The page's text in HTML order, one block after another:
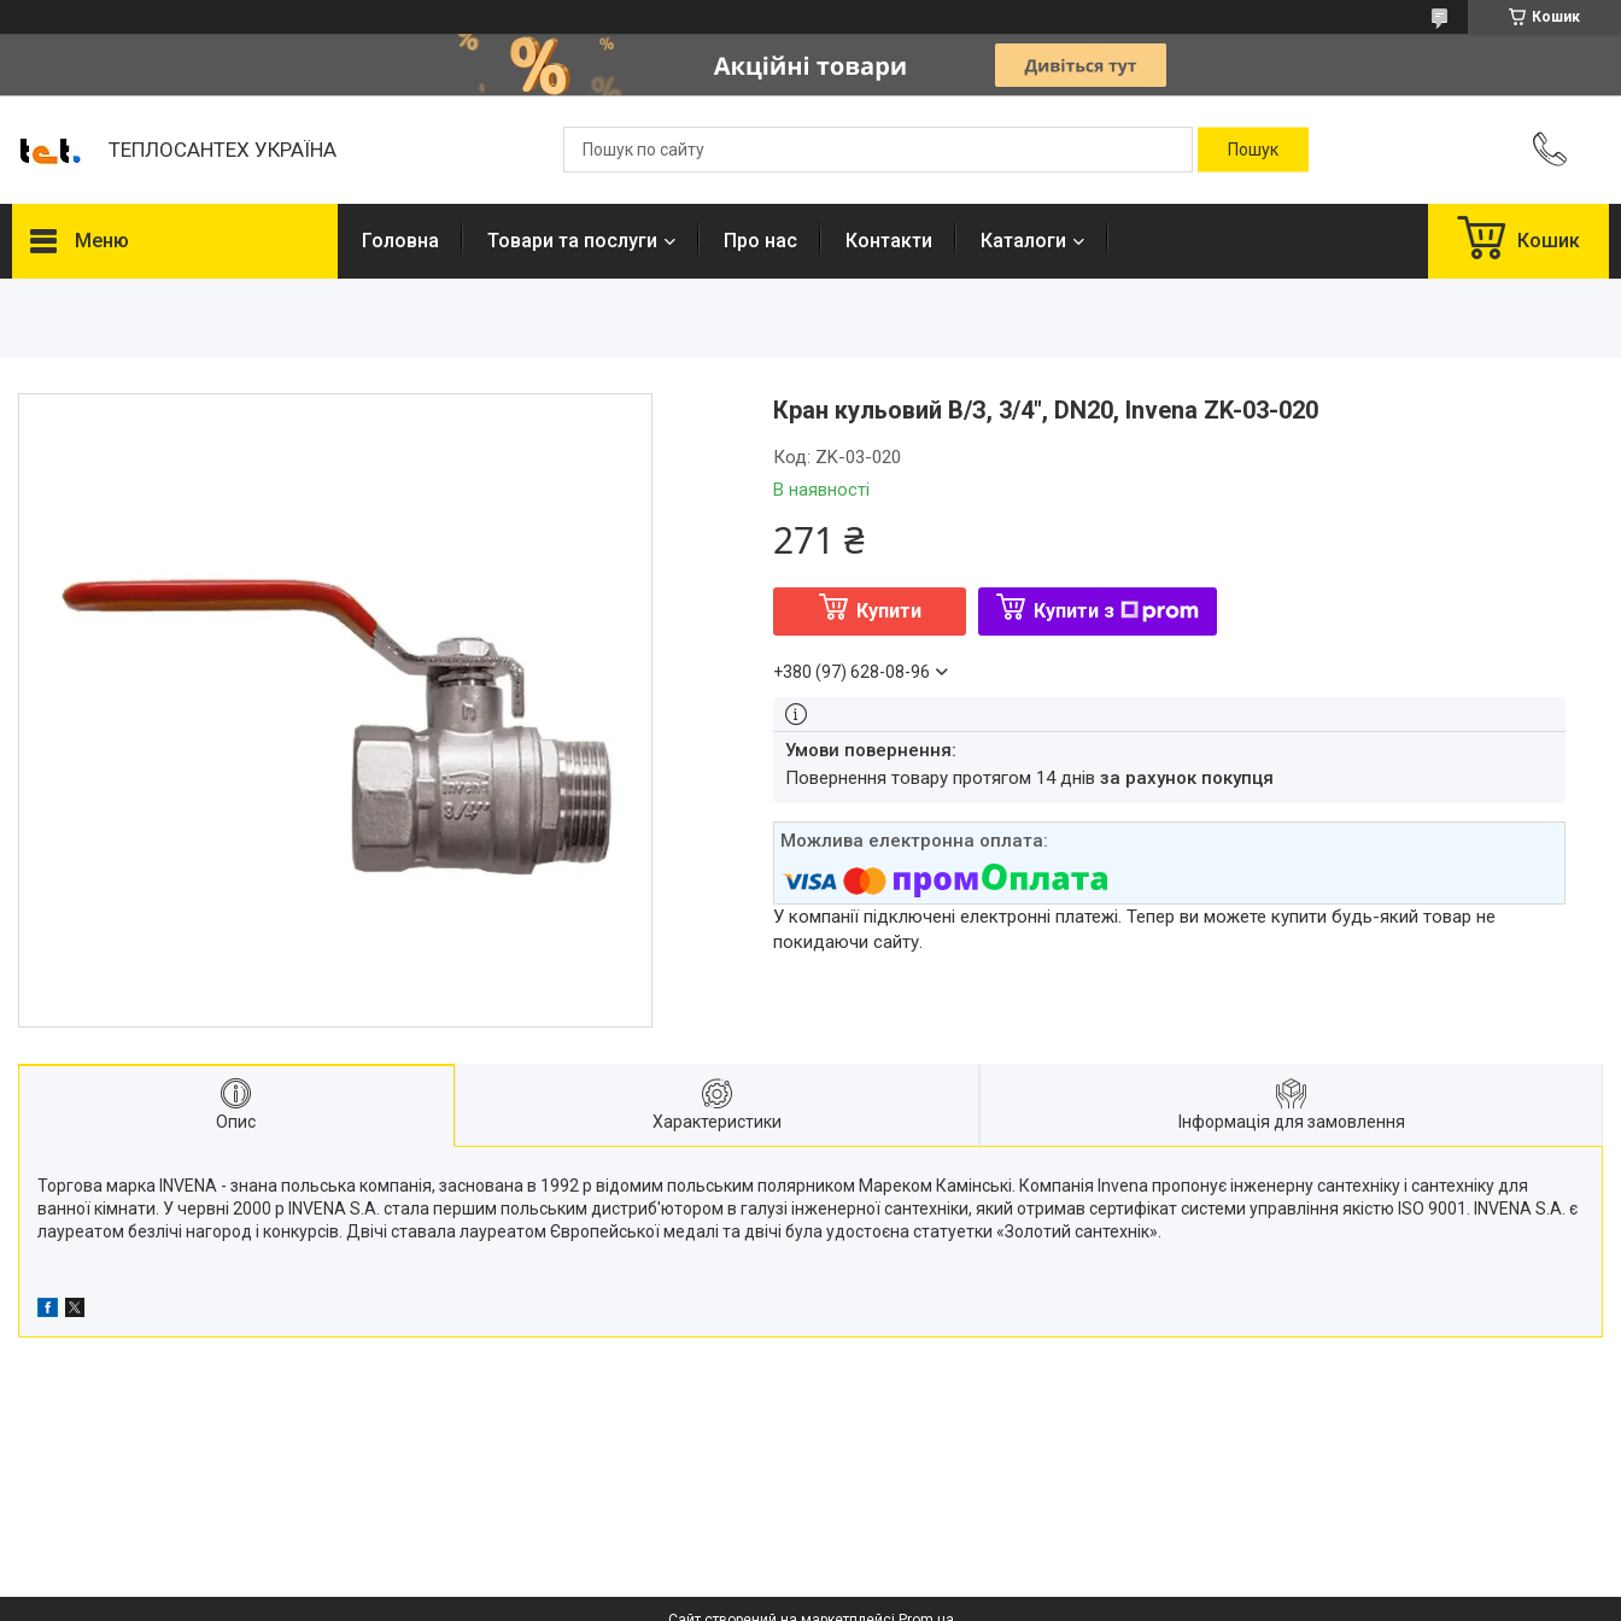
Кошик
ТЕПЛОСАНТЕХ УКРАЇНА
Меню Головна Товари та послуги Про нас Контакти Каталоги Кошик
Кран кульовий В/З, 3/4", DN20, Invena ZK-03-020
В наявності
Код: ZK-03-020
271 ₴
Купити Купити з
+380 (97) 628-08-96
повернення товару протягом 14 днівза рахунок покупця
У компанії підключені електронні платежі. Тепер ви можете купити будь-який товар не
покидаючи сайту.
Опис Характеристики Інформація для замовлення
Торгова марка INVENA - знана польська компанія, заснована в 1992 р відомим польським полярником Мареком Камінські. Компанія Invena пропонує інженерну сантехніку і сантехніку для
ванної кімнати. У червні 2000 р INVENA S.A. стала першим польським дистриб'ютором в галузі інженерної сантехніки, який отримав сертифікат системи управління якістю ISO 9001. INVENA S.A. є
лауреатом безлічі нагород і конкурсів. Двічі ставала лауреатом Європейської медалі та двічі була удостоєна статуетки «Золотий сантехнік».